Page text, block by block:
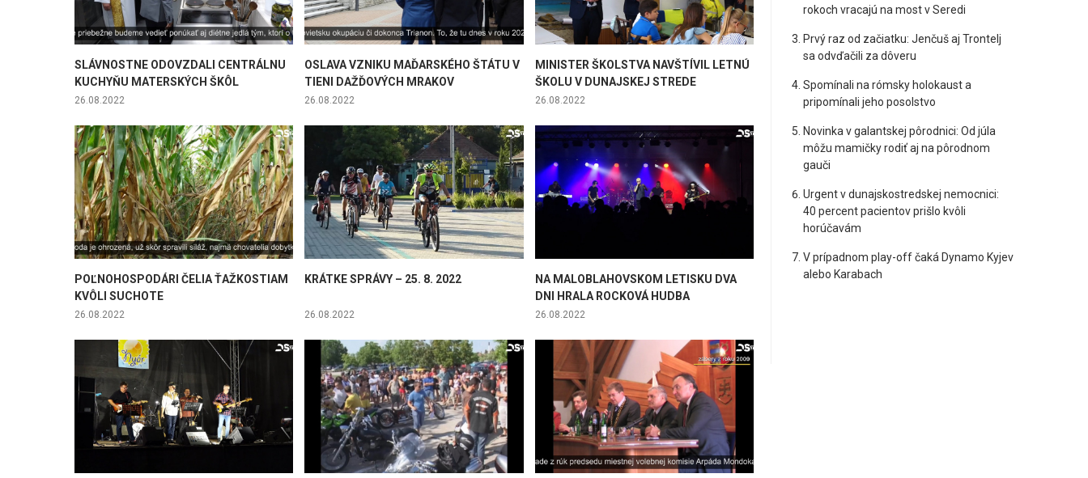
SLÁVNOSTNE ODOVZDALI CENTRÁLNU
KUCHYŇU MATERSKÝCH ŠKÔL
26.08.2022
OSLAVA VZNIKU MAĎARSKÉHO ŠTÁTU V
TIENI DAŽĎOVÝCH MRAKOV
26.08.2022
MINISTER ŠKOLSTVA NAVŠTÍVIL LETNÚ
ŠKOLU V DUNAJSKEJ STREDE
26.08.2022
POĽNOHOSPODÁRI ČELIA ŤAŽKOSTIAM
KVÔLI SUCHOTE
26.08.2022
KRÁTKE SPRÁVY – 25. 8. 2022
26.08.2022
NA MALOBLAHOVSKOM LETISKU DVA
DNI HRALA ROCKOVÁ HUDBA
26.08.2022
rokoch vracajú na most v Seredi
Prvý raz od začiatku: Jenčuš aj Trontelj
sa odvďačili za dôveru
Spomínali na rómsky holokaust a
pripomínali jeho posolstvo
Novinka v galantskej pôrodnici: Od júla
môžu mamičky rodiť aj na pôrodnom
gauči
Urgent v dunajskostredskej nemocnici:
40 percent pacientov prišlo kvôli
horúčavám
V prípadnom play-off čaká Dynamo Kyjev
alebo Karabach